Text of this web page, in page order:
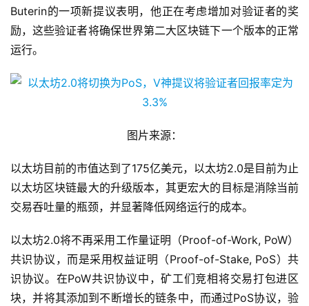
Buterin的一项新提议表明，他正在考虑增加对验证者的奖
励，这些验证者将确保世界第二大区块链下一个版本的正常
运行。
图片来源：
以太坊目前的市值达到了175亿美元，以太坊2.0是目前为止
以太坊区块链最大的升级版本，其更宏大的目标是消除当前
交易吞吐量的瓶颈，并显著降低网络运行的成本。
以太坊2.0将不再采用工作量证明（Proof-of-Work, PoW）
共识协议，而是采用权益证明（Proof-of-Stake, PoS）共
识协议。在PoW共识协议中，矿工们竞相将交易打包进区
块，并将其添加到不断增长的链条中，而通过PoS协议，验